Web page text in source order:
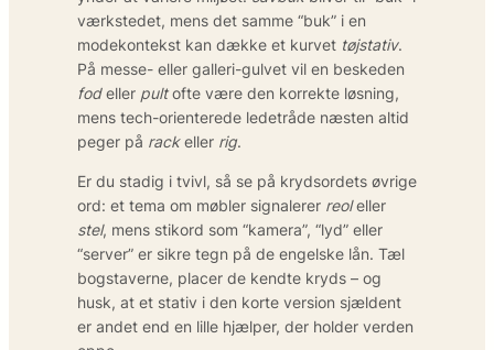
værkstedet, mens det samme “buk” i en
modekontekst kan dække et kurvet tøjstativ.
På messe- eller galleri-gulvet vil en beskeden
fodeller pultofte være den korrekte løsning,
mens tech-orienterede ledetråde næsten altid
peger på rackeller rig.
Er du stadig i tvivl, så se på krydsordets øvrige
ord: et tema om møbler signalerer reoleller
stel, mens stikord som “kamera”, “lyd” eller
“server” er sikre tegn på de engelske lån. Tæl
bogstaverne, placer de kendte kryds – og
husk, at et stativ i den korte version sjældent
er andet end en lille hjælper, der holder verden